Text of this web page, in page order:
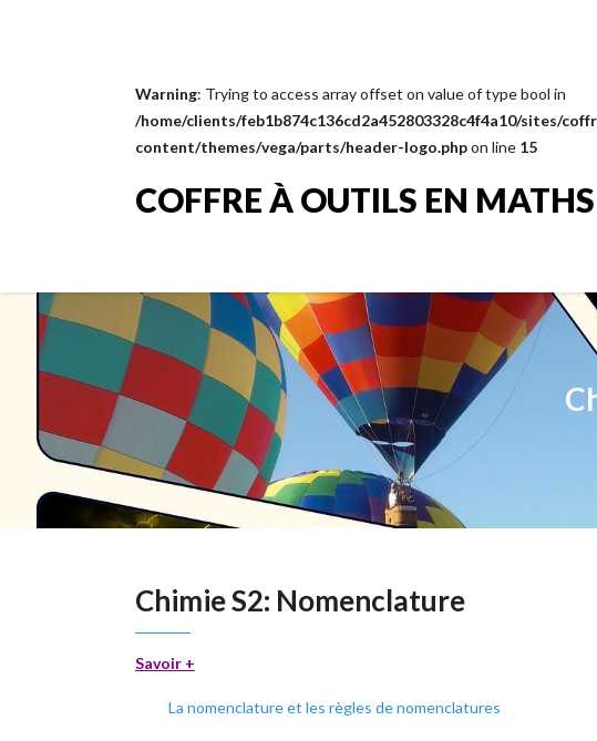
Warning: Trying to access array offset on value of type bool in
/home/clients/feb1b874c136cd2a452803328c4f4a10/sites/
content/themes/vega/parts/header-logo.phpon line 15
COFFRE À OUTILS EN
Chimie S2: Nomenclature
Savoir +
La nomenclature et les règles de nomenclatures